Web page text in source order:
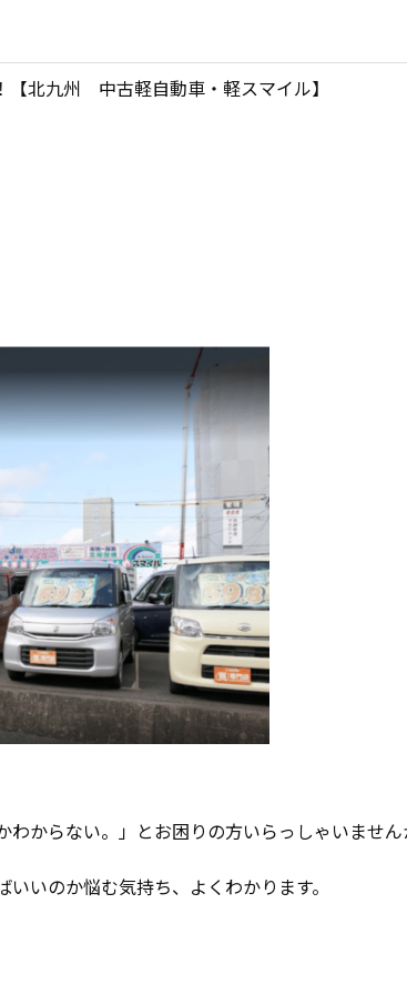
北九州 中古軽自動車・軽スマイル】
からない。」とお困りの方いらっしゃいませ
いのか悩む気持ち、よくわかります。